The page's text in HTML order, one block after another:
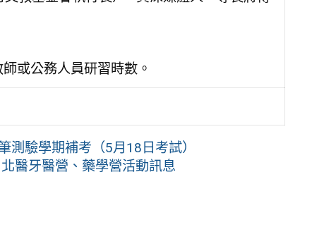
或公務人員研習時數。
測驗學期補考（5月18日考試）
醫牙醫營、藥學營活動訊息